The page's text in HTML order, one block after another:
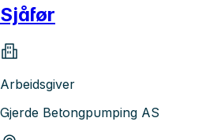
Sjåfør
Arbeidsgiver
Gjerde Betongpumping AS